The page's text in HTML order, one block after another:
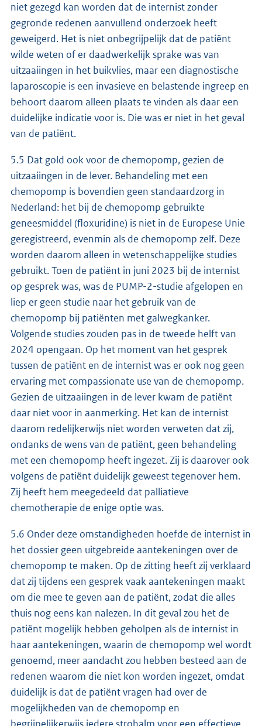
niet gezegd kan worden dat de internist zonder
gegronde redenen aanvullend onderzoek heeft
geweigerd. Het is niet onbegrijpelijk dat de patiënt
wilde weten of er daadwerkelijk sprake was van
uitzaaiingen in het buikvlies, maar een diagnostische
laparoscopie is een invasieve en belastende ingreep en
behoort daarom alleen plaats te vinden als daar een
duidelijke indicatie voor is. Die was er niet in het geval
van de patiënt.
5.5 Dat gold ook voor de chemopomp, gezien de
uitzaaiingen in de lever. Behandeling met een
chemopomp is bovendien geen standaardzorg in
Nederland: het bij de chemopomp gebruikte
geneesmiddel (floxuridine) is niet in de Europese Unie
geregistreerd, evenmin als de chemopomp zelf. Deze
worden daarom alleen in wetenschappelijke studies
gebruikt. Toen de patiënt in juni 2023 bij de internist
op gesprek was, was de PUMP-2-studie afgelopen en
liep er geen studie naar het gebruik van de
chemopomp bij patiënten met galwegkanker.
Volgende studies zouden pas in de tweede helft van
2024 opengaan. Op het moment van het gesprek
tussen de patiënt en de internist was er ook nog geen
ervaring met compassionate use van de chemopomp.
Gezien de uitzaaiingen in de lever kwam de patiënt
daar niet voor in aanmerking. Het kan de internist
daarom redelijkerwijs niet worden verweten dat zij,
ondanks de wens van de patiënt, geen behandeling
met een chemopomp heeft ingezet. Zij is daarover ook
volgens de patiënt duidelijk geweest tegenover hem.
Zij heeft hem meegedeeld dat palliatieve
chemotherapie de enige optie was.
5.6 Onder deze omstandigheden hoefde de internist in
het dossier geen uitgebreide aantekeningen over de
chemopomp te maken. Op de zitting heeft zij verklaard
dat zij tijdens een gesprek vaak aantekeningen maakt
om die mee te geven aan de patiënt, zodat die alles
thuis nog eens kan nalezen. In dit geval zou het de
patiënt mogelijk hebben geholpen als de internist in
haar aantekeningen, waarin de chemopomp wel wordt
genoemd, meer aandacht zou hebben besteed aan de
redenen waarom die niet kon worden ingezet, omdat
duidelijk is dat de patiënt vragen had over de
mogelijkheden van de chemopomp en